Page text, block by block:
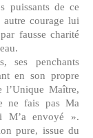
puissants de ce
courage lui
fausse charité
ses penchants
en son propre
l’Unique Maître,
ne fais pas Ma
M’a envoyé ».
pure, issue du